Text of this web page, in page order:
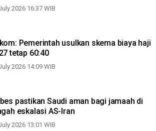
2026 16:37 WIB
Pemerintah usulkan skema biaya haji
tetap 60:40
2026 14:09 WIB
pastikan Saudi aman bagi jamaah di
eskalasi AS-Iran
2026 13:01 WIB